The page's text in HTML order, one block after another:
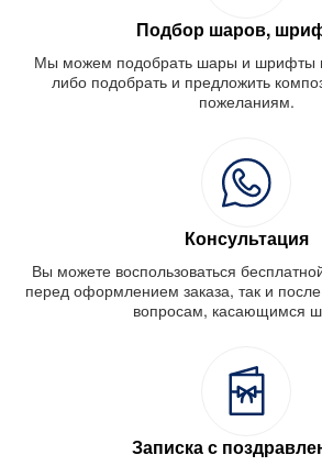
Подбор шаров,
Мы можем подобрать шары и шрифты
либо подобрать и предложить
пожеланиям.
Консультация
Вы можете воспользоваться
перед оформлением заказа, так и
вопросам, касающимся
Записка с